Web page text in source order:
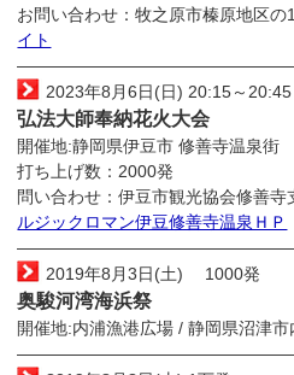
お問い合わせ：牧之原市榛原地区
イト
2023年8月6日(日) 20:15～20:45
弘法大師奉納花火大会
開催地:静岡県伊豆市 修善寺温泉街
打ち上げ数：2000発
問い合わせ：伊豆市観光協会修善寺
ルジックロマン伊豆修善寺温泉ＨＰ
2019年8月3日(土) 1000発
奥駿河湾海浜祭
開催地:内浦漁港広場 / 静岡県沼津